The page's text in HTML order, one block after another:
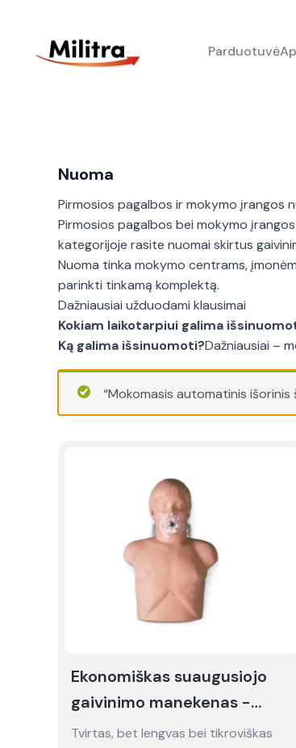
Parduotuvė
Nuoma
Pirmosios pagalbos ir mokymo įrangos
Pirmosios pagalbos bei mokymo
kategorijoje rasite nuomai skirtus
Nuoma tinka mokymo centrams,
parinkti tinkamą komplektą.
Dažniausiai užduodami klausimai
Kokiam laikotarpiui galima
Ką galima išsinuomoti?Dažniausiai –
“Mokomasis automatinis
Ekonomiškas suaugusiojo
gaivinimo manekenas -
nuoma
Tvirtas, bet lengvas bei tikroviškas